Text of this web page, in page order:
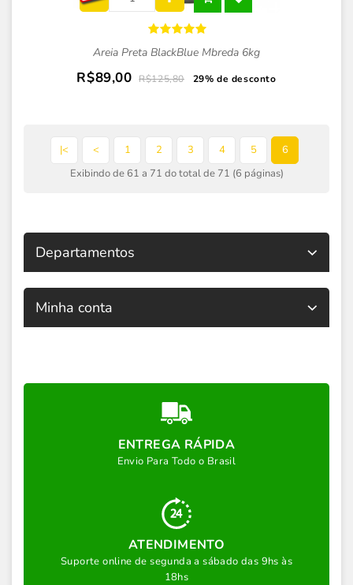
Areia Preta BlackBlue Mbreda 6kg
R$89,00 R$125,80 29% de desconto
|< < 1 2 3 4 5
6
Exibindo de 61 a 71 do total de 71 (6 páginas)
Departamentos
Minha conta
ENTREGA RÁPIDA
Envio Para Todo o Brasil
ATENDIMENTO
Suporte online de segunda a sábado das 9hs às
18hs